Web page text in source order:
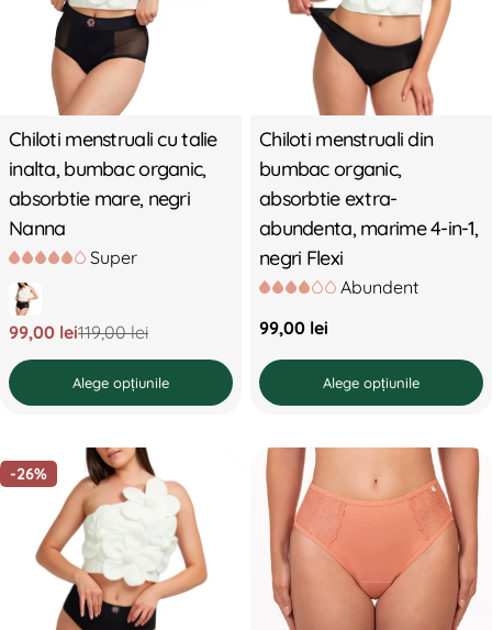
Chiloti menstruali cu talie
inalta, bumbac organic,
absorbtie mare, negri
Nanna
Super
Preț
redus
99,00 lei
Preț
standard
119,00 lei
Alege opțiunile
Chiloti menstruali din
bumbac organic,
absorbtie extra-
abundenta, marime 4-in-1,
negri Flexi
Abundent
Preț
99,00 lei
Alege opțiunile
-26%